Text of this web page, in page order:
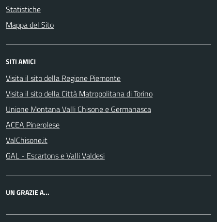
Statistiche
Mappa del Sito
SITI AMICI
Visita il sito della Regione Piemonte
Visita il sito della Città Matropolitana di Torino
Unione Montana Valli Chisone e Germanasca
ACEA Pinerolese
ValChisone.it
GAL - Escartons e Valli Valdesi
UN GRAZIE A...